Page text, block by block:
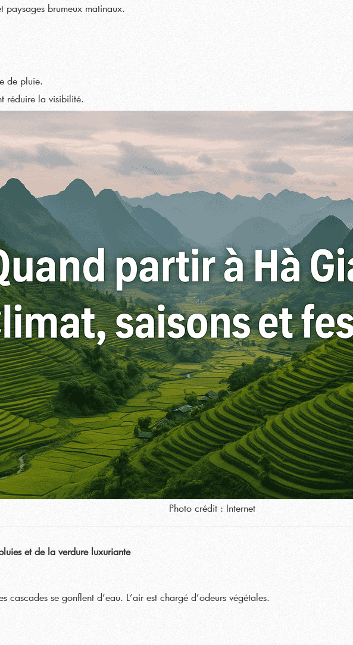
paysages brumeux matinaux.
de pluie.
réduire la visibilité.
Photo crédit : Internet
et de la verdure luxuriante
cascades se gonflent d’eau. L’air est chargé d’odeurs végétales.